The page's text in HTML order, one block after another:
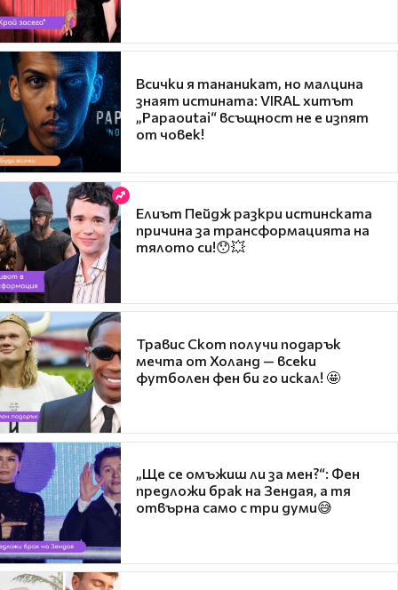
Всички я тананикат, но малцина
знаят истината: VIRAL хитът
„Papaoutai“ всъщност не е изпят
от човек!
Елиът Пейдж разкри истинската
причина за трансформацията на
тялото си!😯💥
Травис Скот получи подарък
мечта от Холанд — всеки
футболен фен би го искал! 🤩
„Ще се омъжиш ли за мен?“: Фен
предложи брак на Зендая, а тя
отвърна само с три думи😅